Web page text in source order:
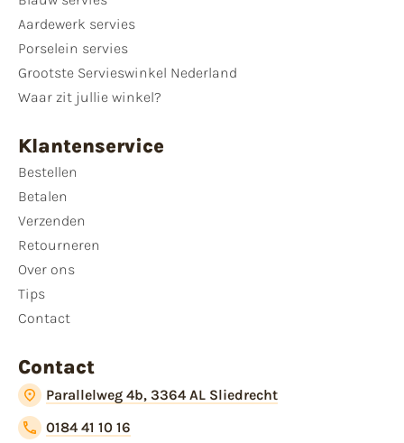
Aardewerk servies
Porselein servies
Grootste Servieswinkel Nederland
Waar zit jullie winkel?
Klantenservice
Bestellen
Betalen
Verzenden
Retourneren
Over ons
Tips
Contact
Contact
Parallelweg 4b, 3364 AL Sliedrecht
0184 41 10 16